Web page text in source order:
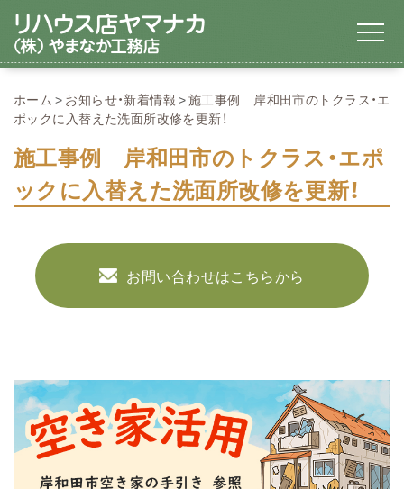
ホーム お知らせ・新着情報
施工事例 岸和田市のトクラス・エ
ポックに入替えた洗面所改修を更新！
施工事例 岸和田市のトクラス・エポ
ックに入替えた洗面所改修を更新！
お問い合わせはこちらから